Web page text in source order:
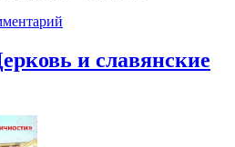
и славянские